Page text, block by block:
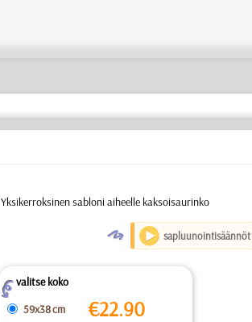
Yksikerroksinen sabloni aiheelle kaksoisaurinko
O sapluunointisäännöt
Zvalitse koko
59x38 cm
€22.90